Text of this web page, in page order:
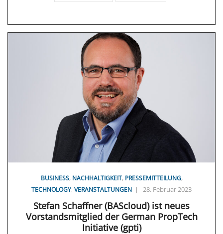
BUSINESS, NACHHALTIGKEIT, PRESSEMITTEILUNG,
TECHNOLOGY,VERANSTALTUNGEN | 28. Februar 2023
Stefan Schaffner (BAScloud) ist neues
Vorstandsmitglied der German PropTech
Initiative (gpti)